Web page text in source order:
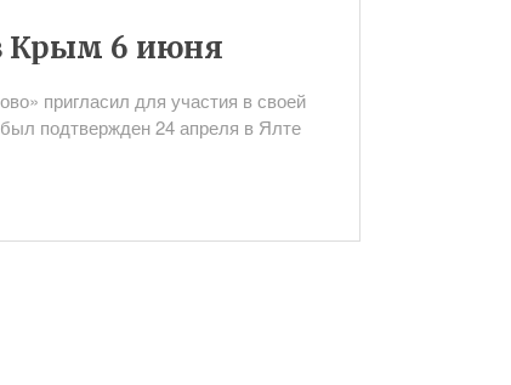
Крым 6 июня
пригласил для участия в своей
подтвержден 24 апреля в Ялте